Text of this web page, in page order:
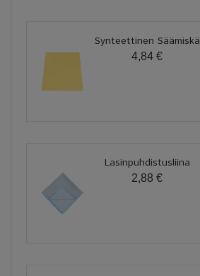
Synteettinen Säämiskä
4,84 €
Lasinpuhdistusliina
2,88 €